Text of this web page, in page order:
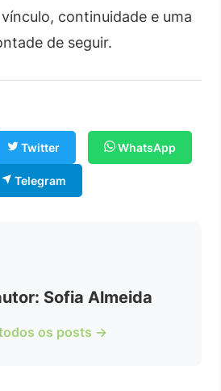
continuidade e uma
de seguir.
Twitter WhatsApp
Telegram
Sofia Almeida
os posts →